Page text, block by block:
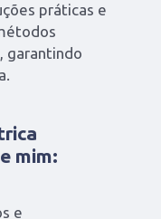
práticas e
garantindo
mim:
e